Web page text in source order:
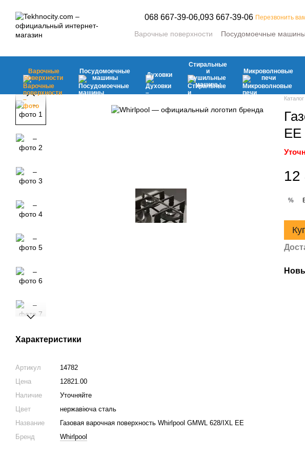
068 667-39-06,093 667-39-06 Перезвонить
Варочные поверхности Посудомоечные машины
Холодильники и морозильные камеры
Мелкая бытовая техника
Варочные
поверхности
Посудомоечные
машины
Духовки
Стиральные
и
сушильные
машины
Микроволновые
печи
Характеристики
Артикул
14782
Цена
12821.00
Наличие
Уточняйте
Цвет
нержавіюча сталь
Название
Газовая варочная поверхность Whirlpool GMWL 628/IXL EE
Бренд
Whirlpool
Каталог
EE
12
%